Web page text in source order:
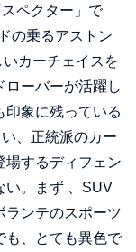
ペクター」で
の乗るアストン
カーチェイスを
ローバーが活躍し
印象に残っている
、正統派のカー
場するディフェン
い。まず 、SUV
ランテのスポーツ
も、とても異色で